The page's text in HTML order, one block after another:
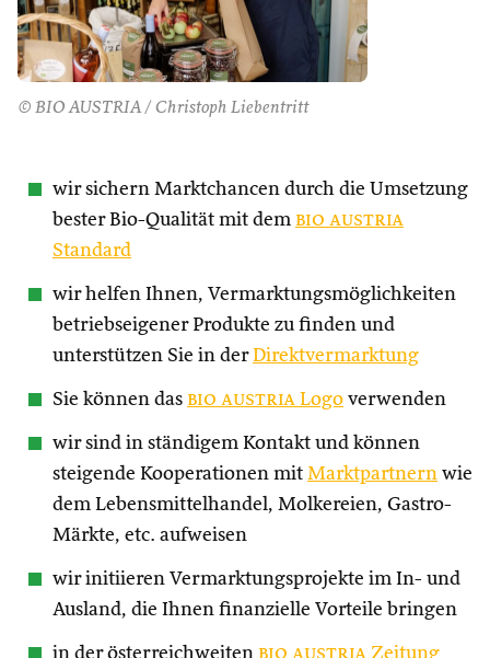
© BIO AUSTRIA / Christoph Liebentritt
wir sichern Marktchancen durch die Umsetzung
bester Bio-Qualität mit dem bio austria
Standard
wir helfen Ihnen, Vermarktungsmöglichkeiten
betriebseigener Produkte zu finden und
unterstützen Sie in derDirektvermarktung
Sie können das bio austria Logo verwenden
wir sind in ständigem Kontakt und können
steigende Kooperationen mit Marktpartnern wie
dem Lebensmittelhandel, Molkereien, Gastro-
Märkte, etc. aufweisen
wir initiieren Vermarktungsprojekte im In- und
Ausland, die Ihnen finanzielle Vorteile bringen